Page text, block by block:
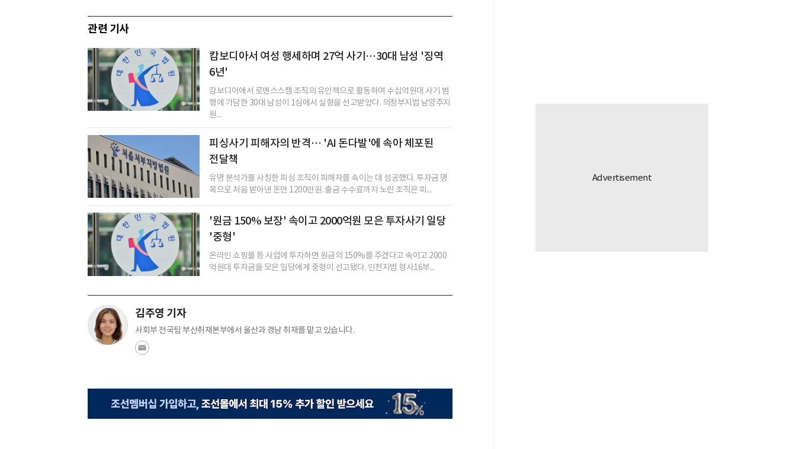
관련 기사
캄보디아서 여성 행세하며 27억 사기…30대 남성 '징역
6년'
캄보디아에서 로맨스스캠 조직의 유인책으로 활동하며 수십억원대 사기 범
행에 가담한 30대 남성이 1심에서 실형을 선고받았다. 의정부지법 남양주지
원...
피싱사기 피해자의 반격… 'AI 돈다발'에 속아 체포된
전달책
유명 분석가를 사칭한 피싱 조직이 피해자를 속이는 데 성공했다. 투자금 명
목으로 처음 받아낸 돈만 1200만원. 출금 수수료까지 노린 조직은 피...
'원금 150% 보장' 속이고 2000억원 모은 투자사기 일당
'중형'
온라인 쇼핑몰 등 사업에 투자하면 원금의 150%를 주겠다고 속이고 2000
억원대 투자금을 모은 일당에게 중형이 선고됐다. 인천지법 형사16부...
김주영 기자
사회부 전국팀 부산취재본부에서 울산과 경남 취재를 맡고 있습니다.